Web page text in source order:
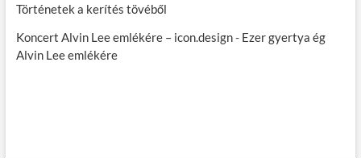
Történetek a kerítés tövéből
Koncert Alvin Lee emlékére – icon.design- Ezer gyertya ég
Alvin Lee emlékére